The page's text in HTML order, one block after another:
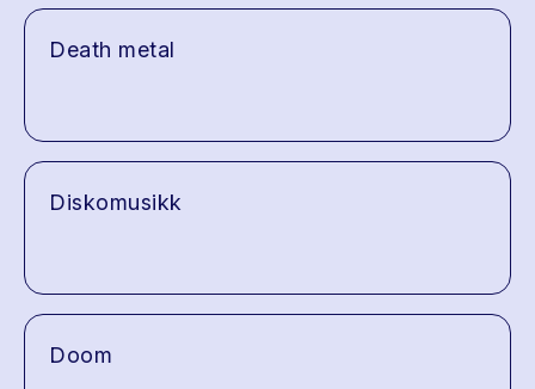
Death metal
Diskomusikk
Doom